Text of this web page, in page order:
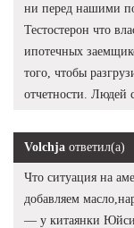
ни перед нашими
Тестостерон что
ипотечных
того, чтобы
отчетности. Людей
Volchja ответил(а)
Что ситуация на
добавляем
— у китаянки Юйси